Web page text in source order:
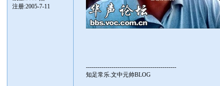
注册:2005-7-11
----------------------------------------------
知足常乐.文中元帅BLOG